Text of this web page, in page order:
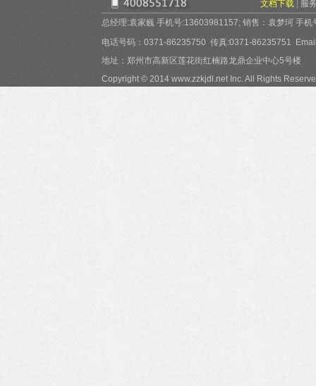
文档下载
服
总经理:袁家巍 手机号:13603981157; 销售：袁梦珂 手
电话号码：0371-86235750 传真:0371-86235751
地址：郑州市高新区莲花街红楠路龙鼎企业中心5号楼
Copyright © 2014 www.zzkjdl.net Inc. All Rights